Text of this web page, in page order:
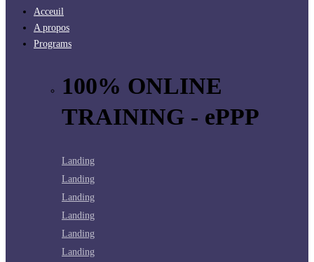
Acceuil
A propos
Programs
100% ONLINE
TRAINING - ePPP
Landing
Landing
Landing
Landing
Landing
Landing